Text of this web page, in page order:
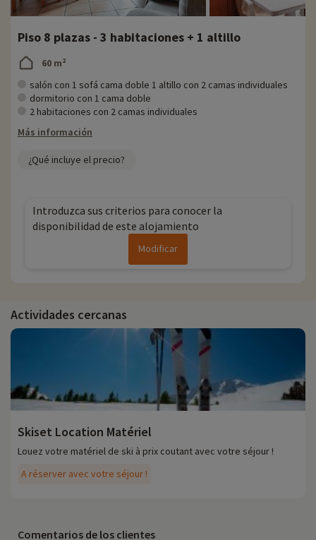
Piso 8 plazas - 3 habitaciones + 1 altillo
60 m²
salón con 1 sofá cama doble 1 altillo con 2 camas individuales
dormitorio con 1 cama doble
2 habitaciones con 2 camas individuales
Más información
¿Qué incluye el precio?
Introduzca sus criterios para conocer la
disponibilidad de este alojamiento
Modificar
Actividades cercanas
Skiset Location Matériel
A réserver avec votre séjour !
Louez votre matériel de ski à prix coutant avec votre séjour !
Comentarios de los clientes